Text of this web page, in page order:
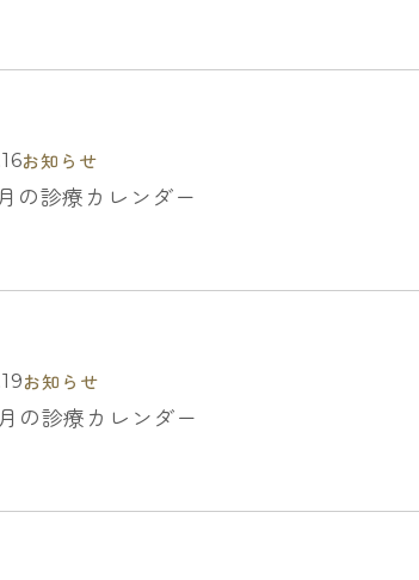
お知らせ
の診療カレンダー
お知らせ
の診療カレンダー